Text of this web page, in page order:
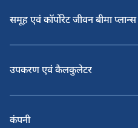
समूह एवं कॉर्पोरेट जीवन बीमा प्लान्स
उपकरण एवं कैलकुलेटर
कंपनी